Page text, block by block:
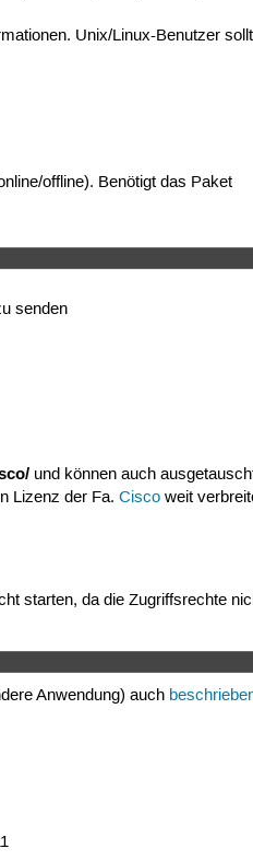
Unix/Linux-Benutzer
offline). Benötigt das Paket
senden
und können auch
Lizenz der Fa.Cisco weit
starten, da die Zugriffsrechte
Anwendung) auch